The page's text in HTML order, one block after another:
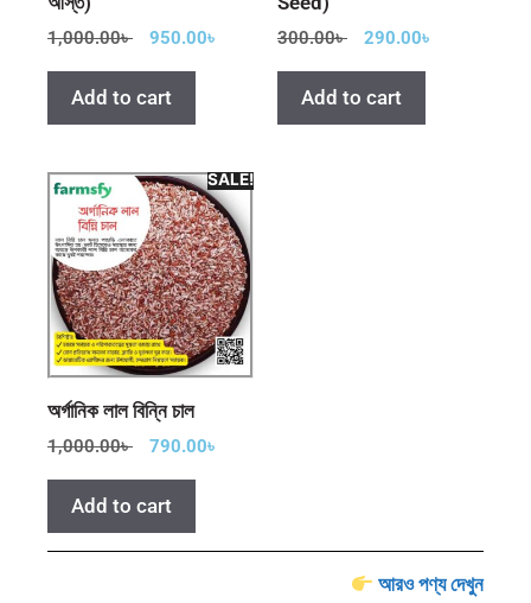
1,000.00৳ 950.00৳
Add to cart
300.00৳ 290.00৳
Add to cart
SALE!
অর্গানিক লাল বিন্নি চাল
1,000.00৳ 790.00৳
Add to cart
আরও পণ্য দেখুন